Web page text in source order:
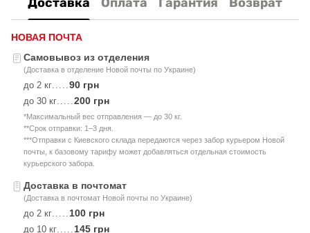
НОВАЯ ПОЧТА
Самовывоз из отделения
(Доставка в отделение Новой почты по Украине)
до 2 кг 90 грн
до 30 кг 200 грн
*Максимальный вес отправления — до 30 кг.
**Срок отправки: 1–3 дня.
***Отправки с Киевского склада передаются через забор курьером Новой
почты, к базовому тарифу может добавляться отдельная стоимость
курьерского забора.
Доставка в почтомат
(Доставка в почтомат Новой почты по Украине)
до 2 кг 100 грн
до 10 кг 145 грн